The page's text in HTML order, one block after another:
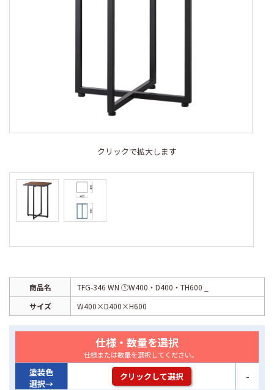
クリックで拡大します
商品名
TFG-346 WN ①W400・D400・TH600 _
サイズ
W400×D400×H600
仕様・数量を選択
仕様または数量を選択してください。
塗装色
選択→
クリックして選択 -